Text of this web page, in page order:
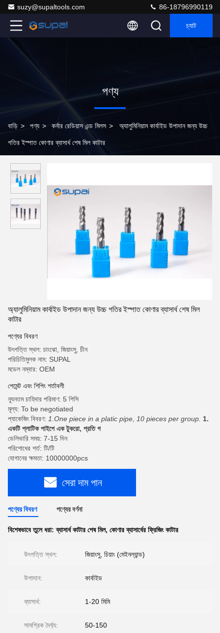
suzy@supaltools.com 86-18796990119
চ্যাট
পণ্য
বাড়ি > পণ্য > কর্নার রেডিয়াস এন্ড মিলস > অ্যালুমিনিয়াম কার্বাইড উপাদান জন্য উচ্চ
গতির ইস্পাত কোণার ব্যাসার্ধ শেষ মিল কাটার
অ্যালুমিনিয়াম কার্বাইড উপাদান জন্য উচ্চ গতির ইস্পাত কোণার ব্যাসার্ধ শেষ মিল
কাটার
পণ্যের বিবরণ
উৎপত্তি স্থল: চাংঝো, জিয়াংসু, চীন
পরিচিতিমুলক নাম: SUPAL
মডেল নম্বার: OEM
পেমেন্ট এবং শিপিং শর্তাবলী
ন্যূনতম চাহিদার পরিমাণ: 5 পিসি
মূল্য: To be negotiated
প্যাকেজিং বিবরণ: 1.One piece in a platic pipe, 10 pieces per group. 1.
একটি প্লাটিক পাইপে এক টুকরো, প্রতি গ
ডেলিভারি সময়: 7-15 দিন
পরিশোধের শর্ত: টি/টি
যোগানের ক্ষমতা: 10000000pcs
সেরা দাম পান
পণ্যের বিবরণ পণ্যের বর্ণনা
বিশেষভাবে তুলে ধরা:ব্যাসার্ধ কাটার শেষ মিল, কোণার ব্যাসার্ধের ফ্রিজিং কাটার
উৎপত্তি স্থল: জিয়াংসু, চিয়াং (মেইনল্যান্ড)
উপাদান: কার্বাইড
ব্যাসার্ধ: 1-20 মিমি
সামগ্রিক দৈর্ঘ্য: 50-150